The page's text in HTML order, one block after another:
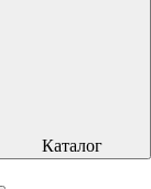
Каталог